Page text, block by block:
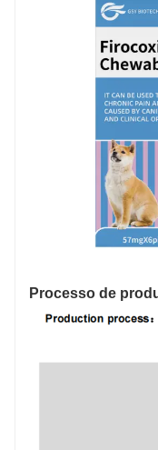
Processo de